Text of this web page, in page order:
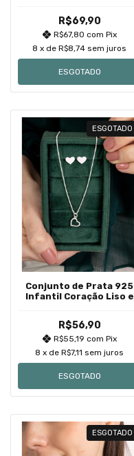
R$69,90
R$67,80 com Pix
8 x deR$8,74 sem juros
ESGOTADO
ESGOTADO
Conjunto de Prata 925
Infantil Coração Liso e
R$56,90
R$55,19 com Pix
8 x deR$7,11 sem juros
ESGOTADO
ESGOTADO